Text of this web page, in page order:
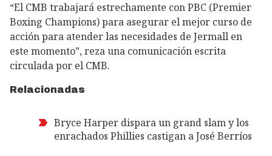
“El CMB trabajará estrechamente con PBC (Premier
Boxing Champions) para asegurar el mejor curso de
acción para atender las necesidades de Jermall en
este momento”, reza una comunicación escrita
circulada por el CMB.
Relacionadas
Bryce Harper dispara un grand slam y los
enrachados Phillies castigan a José Berríos